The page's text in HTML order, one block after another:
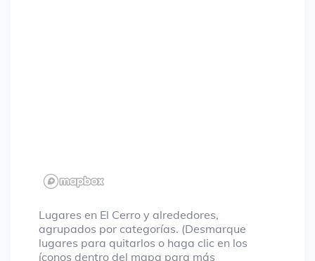
Lugares en El Cerro y alrededores,
agrupados por categorías. (Desmarque
lugares para quitarlos o haga clic en los
íconos dentro del mapa para más